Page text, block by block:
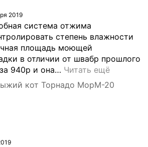
2019
система отжима
степень влажности
площадь моющей
в отличии от швабр прошлого
940р и она… Читать ещё
кот Торнадо MopM-20